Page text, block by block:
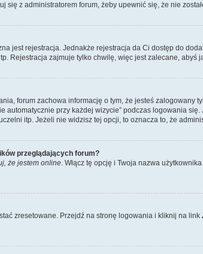
się z administratorem forum, żeby upewnić się, że nie
jest rejestracja. Jednakże rejestracja da Ci dostęp do
Rejestracja zajmuje tylko chwilę, więc jest zalecane, abyś
forum zachowa informację o tym, że jesteś zalogowany
przy każdej wizycie” podczas logowania
itp. Jeżeli nie widzisz tej opcji, to oznacza to, że
przeglądających forum?
że jestem online. Włącz tę opcję i Twoja nazwa
zresetowane. Przejdź na stronę logowania i kliknij na link